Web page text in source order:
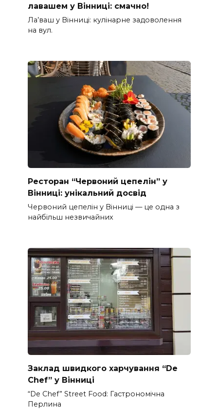
лавашем у Вінниці: смачно!
Ла’ваш у Вінниці: кулінарне задоволення
на вул.
Ресторан “Червоний цепелін” у
Вінниці: унікальний досвід
Червоний цепелін у Вінниці — це одна з
найбільш незвичайних
Заклад швидкого харчування “De
Chef” у Вінниці
“De Chef” Street Food: Гастрономічна
Перлина